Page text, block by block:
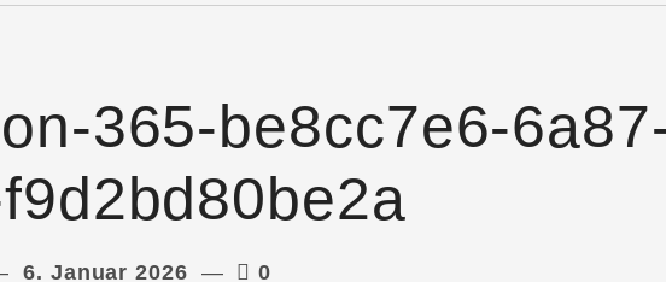
365-be8cc7e6-
6. Januar 2026 0